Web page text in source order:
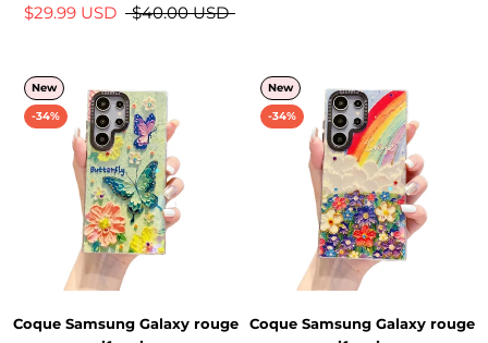
$29.99 USD $40.00 USD
New
-34%
Coque Samsung Galaxy rouge
New
-34%
Coque Samsung Galaxy rouge